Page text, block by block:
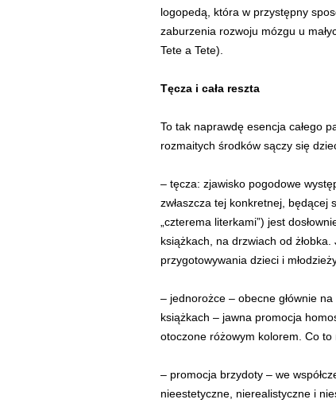
logopedą, która w przystępny
zaburzenia rozwoju mózgu u
Tete a Tete).
Tęcza i cała reszta
To tak naprawdę esencja całego
rozmaitych środków sączy się
– tęcza: zjawisko pogodowe
zwłaszcza tej konkretnej,
„czterema literkami”) jest
książkach, na drzwiach od
przygotowywania dzieci i
– jednorożce – obecne głównie
książkach – jawna promocja
otoczone różowym kolorem. Co
– promocja brzydoty – we
nieestetyczne, nierealistyczne i